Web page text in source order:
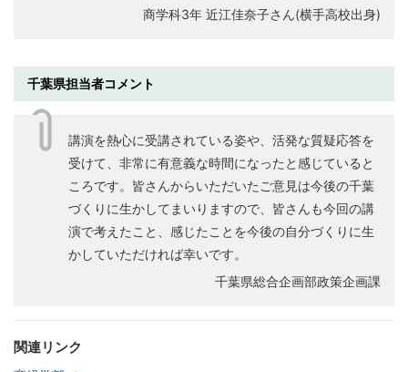
商学科3年 近江佳奈子さん(横手高校出身)
千葉県担当者コメント
講演を熱心に受講されている姿や、活発な質疑応答を
受けて、非常に有意義な時間になったと感じていると
ころです。皆さんからいただいたご意見は今後の千葉
づくりに生かしてまいりますので、皆さんも今回の講
演で考えたこと、感じたことを今後の自分づくりに生
かしていただければ幸いです。
千葉県総合企画部政策企画課
関連リンク